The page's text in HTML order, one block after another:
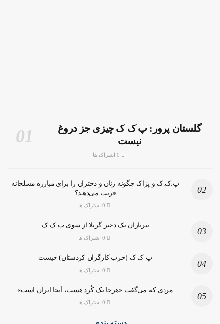
گلستان پرور: پ ک ک چیزی جز دروغ
نیست
پ.ک.ک و پژاک چگونه زنان و دختران را برای مبارزه مسلحانه
فریب می‌دهند؟
تیرباران یک دختر گریلا از سوی پ.ک.ک
پ ک ک (حزب کارگران کردستان) چیست
مردی که می‌گفت «هرجا یک کُرد هست، آنجا ایران است»